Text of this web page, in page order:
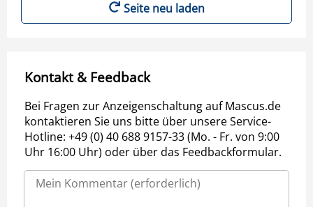
Seite neu laden
Kontakt & Feedback
Bei Fragen zur Anzeigenschaltung auf Mascus.de
kontaktieren Sie uns bitte über unsere Service-
Hotline: +49 (0) 40 688 9157-33 (Mo. - Fr. von 9:00
Uhr 16:00 Uhr) oder über das Feedbackformular.